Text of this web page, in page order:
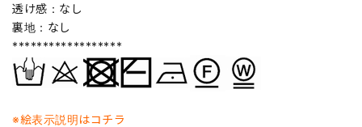
透け感：なし
裏地：なし
******************
※絵表示説明はコチラ